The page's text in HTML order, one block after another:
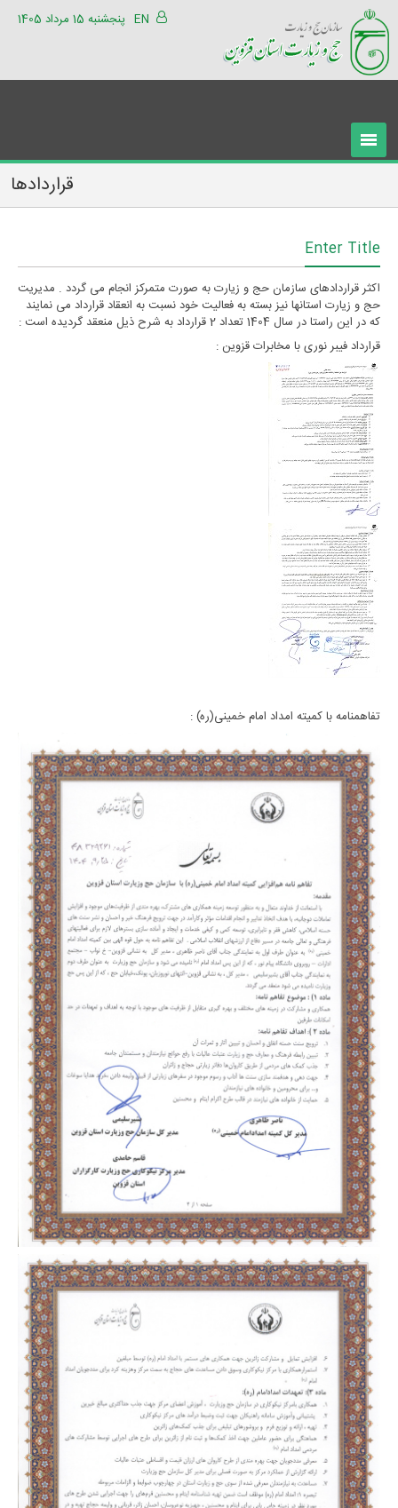
پنجشنبه 15 مرداد 1405 EN
قراردادها
Enter Title
اکثر قراردادهای سازمان حج و زیارت به صورت متمرکز انجام می گردد . مدیریت
حج و زیارت استانها نیز بسته به فعالیت خود نسبت به انعقاد قرارداد می نمایند
که در این راستا در سال 1404 تعداد 2 قرارداد به شرح ذیل منعقد گردیده است :
قرارداد فیبر نوری با مخابرات قزوین :
تفاهمنامه با کمیته امداد امام خمینی(ره) :